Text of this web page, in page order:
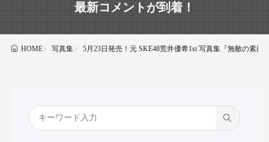
最新コメントが到着！
HOME 写真集 5月23日発売！元 SKE48荒井優希1st 写真集『無敵の素